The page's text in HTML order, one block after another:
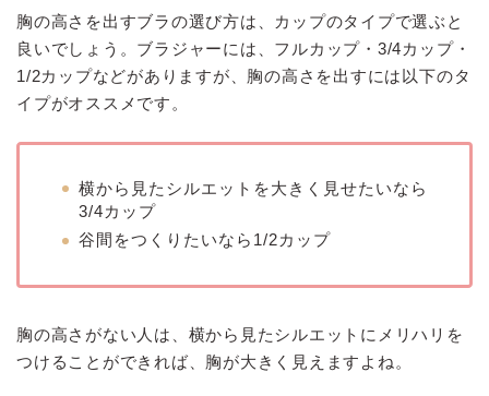
胸の高さを出すブラの選び方は、カップのタイプで選ぶと
良いでしょう。ブラジャーには、フルカップ・3/4カップ・
1/2カップなどがありますが、胸の高さを出すには以下のタ
イプがオススメです。
横から見たシルエットを大きく見せたいなら
3/4カップ
谷間をつくりたいなら1/2カップ
胸の高さがない人は、横から見たシルエットにメリハリを
つけることができれば、胸が大きく見えますよね。